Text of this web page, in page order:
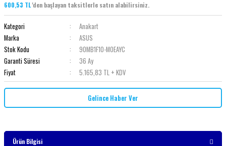
600,53 TL'den başlayan taksitlerle satın alabilirsiniz.
Kategori
Anakart
Marka
ASUS
Stok Kodu
90MB1F10-M0EAYC
Garanti Süresi
36 Ay
Fiyat
5.165,83 TL + KDV
Gelince Haber Ver
Ürün Bilgisi